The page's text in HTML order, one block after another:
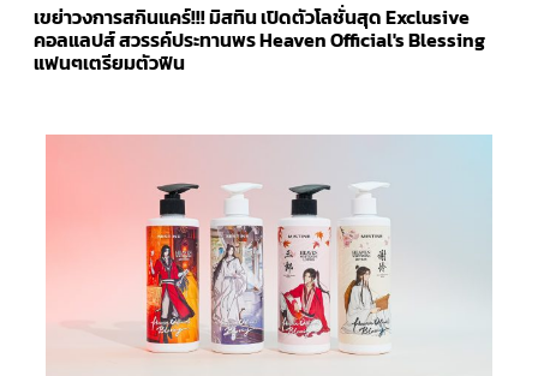
เขย่าวงการสกินแคร์!!! มิสทิน เปิดตัวโลชั่นสุด Exclusive
คอลแลปส์ สวรรค์ประทานพร Heaven Official's Blessing
แฟนๆเตรียมตัวฟิน